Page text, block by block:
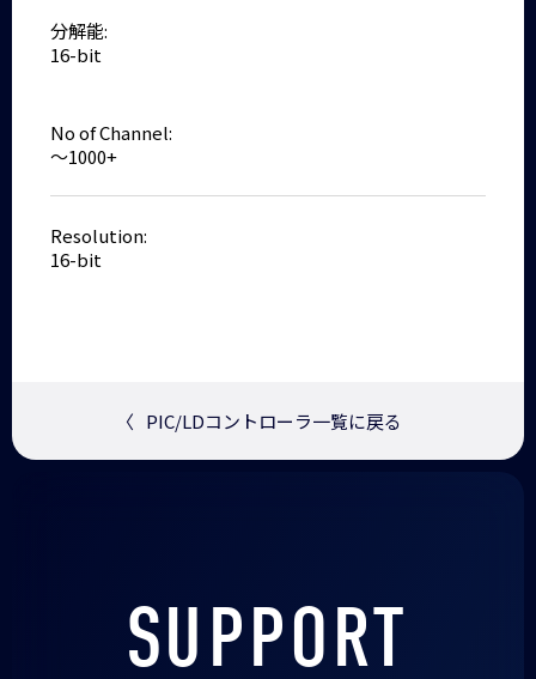
分解能:
16-bit
No of Channel:
～1000+
Resolution:
16-bit
〈 PIC/LDコントローラ一覧に戻る
SUPPORT